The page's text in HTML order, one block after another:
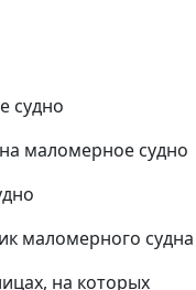
маломерное судно
судна
на которых